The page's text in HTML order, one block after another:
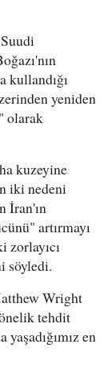
kullandığı
yeniden
olarak
kuzeyine
iki nedeni
İran'ın
artırmayı
zorlayıcı
söyledi.
Wright
tehdit
yaşadığımız en